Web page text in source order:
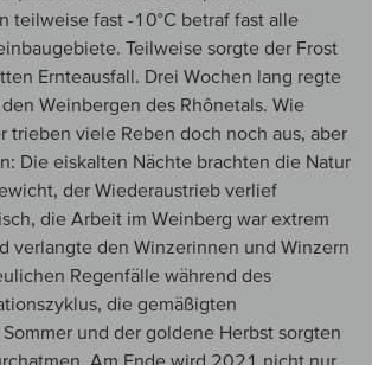
teilweise fast -10°C betraf fast alle
Teilweise sorgte der Frost
Ernteausfall. Drei Wochen lang regte
Weinbergen des Rhônetals. Wie
trieben viele Reben doch noch aus, aber
Die eiskalten Nächte brachten die Natur
der Wiederaustrieb verlief
die Arbeit im Weinberg war extrem
verlangte den Winzerinnen und Winzern
Regenfälle während des
die gemäßigten
und der goldene Herbst sorgten